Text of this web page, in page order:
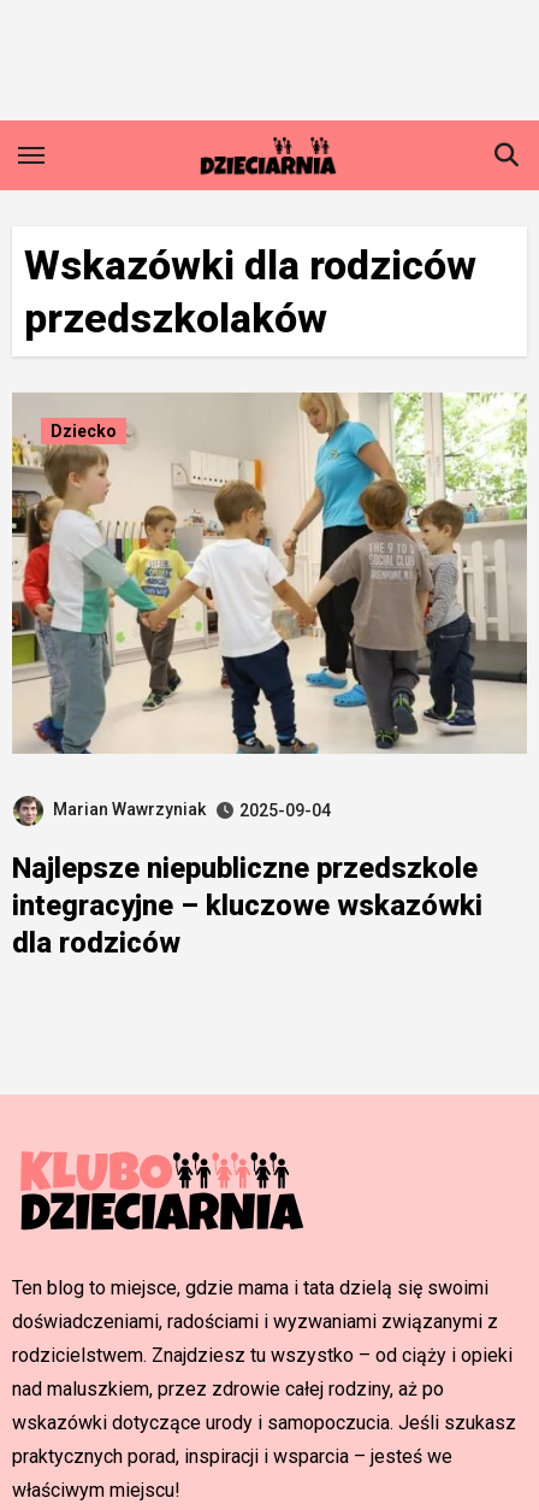
Wskazówki dla rodziców
przedszkolaków
Dziecko
Marian Wawrzyniak 2025-09-04
Najlepsze niepubliczne przedszkole
integracyjne – kluczowe wskazówki
dla rodziców
Ten blog to miejsce, gdzie mama i tata dzielą się swoimi
doświadczeniami, radościami i wyzwaniami związanymi z
rodzicielstwem. Znajdziesz tu wszystko – od ciąży i opieki
nad maluszkiem, przez zdrowie całej rodziny, aż po
wskazówki dotyczące urody i samopoczucia. Jeśli szukasz
praktycznych porad, inspiracji i wsparcia – jesteś we
właściwym miejscu!